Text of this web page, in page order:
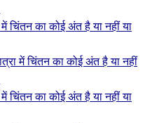
चिंतन का कोई अंत है या नहीं या
में चिंतन का कोई अंत है या नहीं
चिंतन का कोई अंत है या नहीं या